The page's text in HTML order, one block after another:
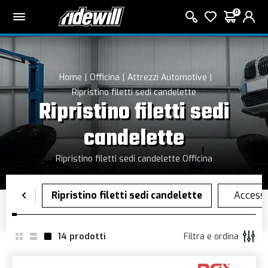
0
Home Officina
Attrezzi Automotive
Ripristino filetti sedi candelette
Ripristino filetti sedi
candelette
Ripristino filetti sedi candelette Officina
14 prodotti Filtra e ordina